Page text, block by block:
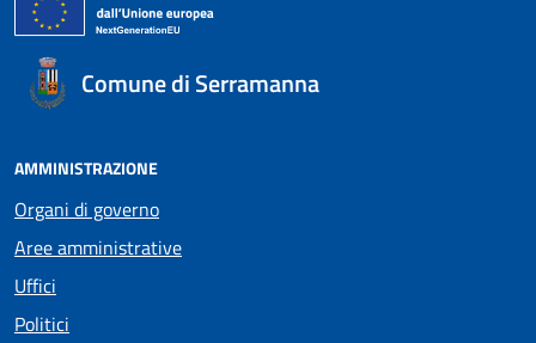
Comune di Serramanna
AMMINISTRAZIONE
Organi di governo
Aree amministrative
Uffici
Politici